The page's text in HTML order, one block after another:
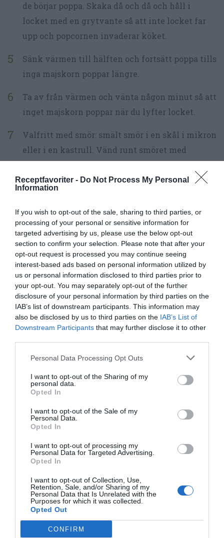
Receptfavoriter - Do Not Process My Personal
Information
If you wish to opt-out of the sale, sharing to third parties, or
processing of your personal or sensitive information for
targeted advertising by us, please use the below opt-out
section to confirm your selection. Please note that after your
opt-out request is processed you may continue seeing
interest-based ads based on personal information utilized by
us or personal information disclosed to third parties prior to
your opt-out. You may separately opt-out of the further
disclosure of your personal information by third parties on the
IAB’s list of downstream participants. This information may
also be disclosed by us to third parties on the IAB’s List of
Downstream Participants that may further disclose it to other
Personal Data Processing Opt Outs
I want to opt-out of the Sharing of my
personal data.
Opted In
I want to opt-out of the Sale of my
Personal Data.
Opted In
I want to opt-out of processing my
Personal Data for Targeted Advertising.
Opted In
I want to opt-out of Collection, Use,
Retention, Sale, and/or Sharing of my
Personal Data that Is Unrelated with the
Purposes for which it was collected.
Opted Out
CONFIRM
de börjar poppa. Skaka då och då och håll i
locket med en grytvante så att inte locket far
upp och popcornen invaderar köket.
Sänk värmen till hälften och fortsätt poppa tills
inga majskorn poppar längre.
Ta av från värmen och vänta någon minut så att
inget majskorn poppar när du lyfter locket.
Valfritt med smör: smält smör i en skål i mikron
eller i en kastrull. Vänd runt smöret med
Tillsätt valfri smaksättning enligt tips ovan
Häll upp popcornen i en skål och salta dem.
Smaka om det behövs mer salt.
Popcorn är godast nypoppade och ljumma men
de går utmärkt att förvara i en påse när de
svalnat någon dag. Popcorn kan även frysas in
och förberedas i större mängder till exempelvis
stor fest.